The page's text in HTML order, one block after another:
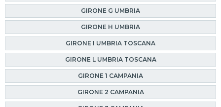
GIRONE G UMBRIA
GIRONE H UMBRIA
GIRONE I UMBRIA TOSCANA
GIRONE L UMBRIA TOSCANA
GIRONE 1 CAMPANIA
GIRONE 2 CAMPANIA